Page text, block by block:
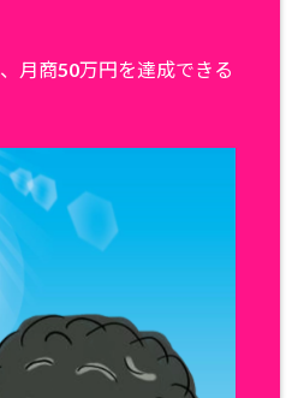
月商50万円を達成できる